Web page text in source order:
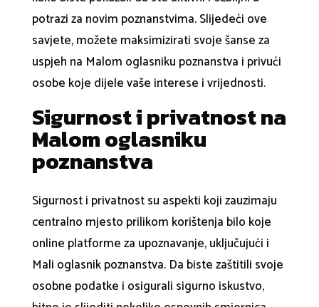
potrazi za novim poznanstvima. Slijedeći ove
savjete, možete maksimizirati svoje šanse za
uspjeh na Malom oglasniku poznanstva i privući
osobe koje dijele vaše interese i vrijednosti.
Sigurnost i privatnost na
Malom oglasniku
poznanstva
Sigurnost i privatnost su aspekti koji zauzimaju
centralno mjesto prilikom korištenja bilo koje
online platforme za upoznavanje, uključujući i
Mali oglasnik poznanstva. Da biste zaštitili svoje
osobne podatke i osigurali sigurno iskustvo,